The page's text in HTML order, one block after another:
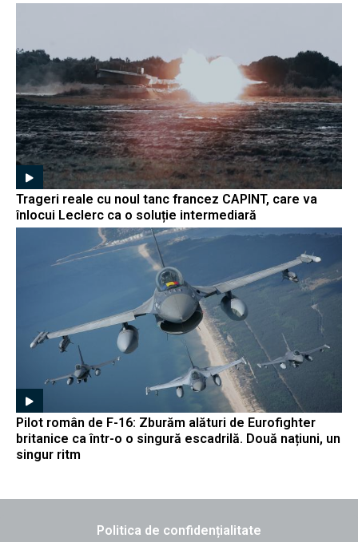
Trageri reale cu noul tanc francez CAPINT, care va
înlocui Leclerc ca o soluție intermediară
Pilot român de F-16: Zburăm alături de Eurofighter
britanice ca într-o o singură escadrilă. Două națiuni, un
singur ritm
Politica de confidențialitate